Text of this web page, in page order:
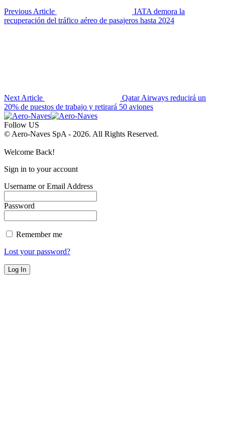
Previous Article
IATA demora la
recuperación del tráfico aéreo de pasajeros hasta 2024
Next Article
Qatar Airways reducirá un
20% de puestos de trabajo y retirará 50 aviones
Follow US
© Aero-Naves SpA - 2026. All Rights Reserved.
Welcome Back!
Sign in to your account
Username or Email Address
Password
Remember me
Lost your password?